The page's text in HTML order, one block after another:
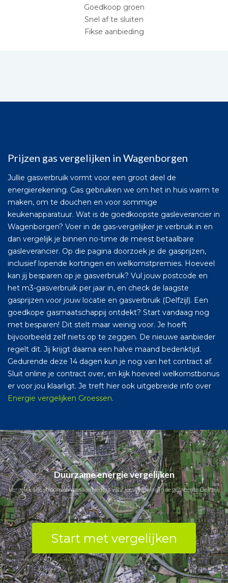
Goedkoop groen
Snel af te sluiten
Fikse aanbieding
Prijzen gas vergelijken in Wagenborgen
Jullie gasverbruik vormt voor een groot deel de
energierekening. Gas gebruiken we om het in huis warm te
maken, om te douchen en voor sommige
keukenapparatuur. Wat is de goedkoopste gasleverancier in
Wagenborgen? Voer in de gas-vergelijker je verbruik in en
dan vergelijk je binnen no-time de meest betaalbare
gasleverancier. Op die pagina doorzoek je de gasprijzen,
inclusief lopende kortingen en welkomstpremies. Hoeveel
kan jij besparen op je gasverbruik? Vul jouw postcode en
het m3-gasverbruik per jaar in, en check de laagste
gasprijzen voor jouw locatie en gasverbruik (Delfzijl). Een
goedkope gasmaatschappij ontdekt? Start vandaag nog
met besparen! Dit stelt maar weinig voor. Je hoeft
bijvoorbeeld zelf niets op te zeggen. De nieuwe aanbieder
regelt dit. Jij krijgt daarna een halve maand bedenktijd.
Gedurende deze 14 dagen kun je nog van het contract af.
Sluit online je contract over, en kijk hoeveel welkomstbonus
er voor jou klaarligt. Je treft hier ook uitgebreide info over
Energie vergelijken Groessen.
Duurzame energie vergelijken
Vergelijk alle stroom- en gasaanbieders voor jouw woning in de gemeente Delfzijl.
Start met vergelijken